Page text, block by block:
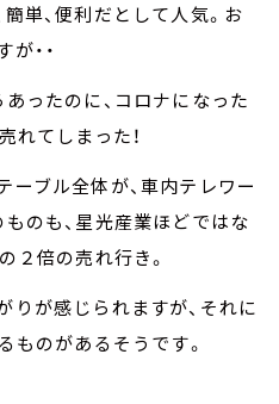
単、便利だとして人気。お
・・
ったのに、コロナになった
れてしまった！
ブル全体が、車内テレワー
のも、星光産業ほどではな
２倍の売れ行き。
が感じられますが、それに
ものがあるそうです。